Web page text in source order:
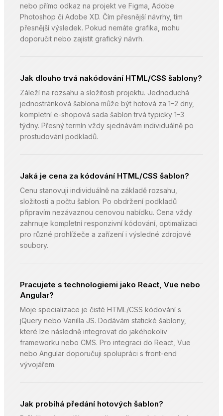
nebo přímo odkaz na projekt ve Figma, Adobe
Photoshop či Adobe XD. Čím přesnější návrhy, tím
přesnější výsledek. Pokud nemáte grafika, mohu
doporučit nebo zajistit grafický návrh.
Jak dlouho trvá nakódování HTML/CSS šablony?
Záleží na rozsahu a složitosti projektu. Jednoduchá
jednostránková šablona může být hotová za 1–2 dny,
kompletní e-shopová sada šablon trvá typicky 1–3
týdny. Přesný termín vždy sjednávám individuálně po
prostudování podkladů.
Jaká je cena za kódování HTML/CSS šablon?
Cenu stanovuji individuálně na základě rozsahu,
složitosti a počtu šablon. Po obdržení podkladů
připravím nezávaznou cenovou nabídku. Cena vždy
zahrnuje kompletní responzivní kódování, optimalizaci
pro různé prohlížeče a zařízení i výsledné zdrojové
soubory.
Pracujete s technologiemi jako React, Vue nebo
Angular?
Moje specializace je čisté HTML/CSS kódování s
jQuery nebo Vanilla JS. Dodávám statické šablony,
které lze následně integrovat do jakéhokoliv
frameworku nebo CMS. Pro integraci do React, Vue
nebo Angular doporučuji spolupráci s front-end
vývojářem.
Jak probíhá předání hotových šablon?